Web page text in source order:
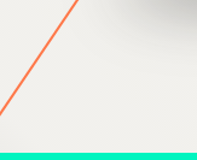
Content Hub